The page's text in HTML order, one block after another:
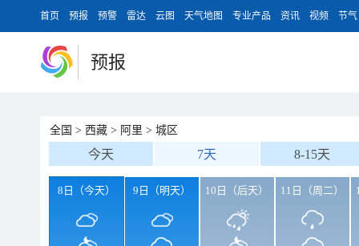
首页 预报 预警 雷达 云图 天气地图 专业产品 资讯 视频 节气
预报
全国 > 西藏 > 阿里 > 城区
今天 7天 8-15天
8日（今天） 9日（明天） 10日（后天） 11日（周二）